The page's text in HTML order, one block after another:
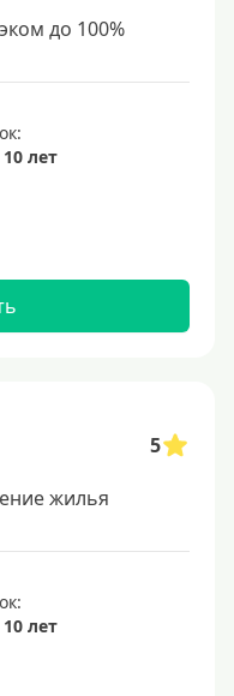
до 100%
лет
5
жилья
лет